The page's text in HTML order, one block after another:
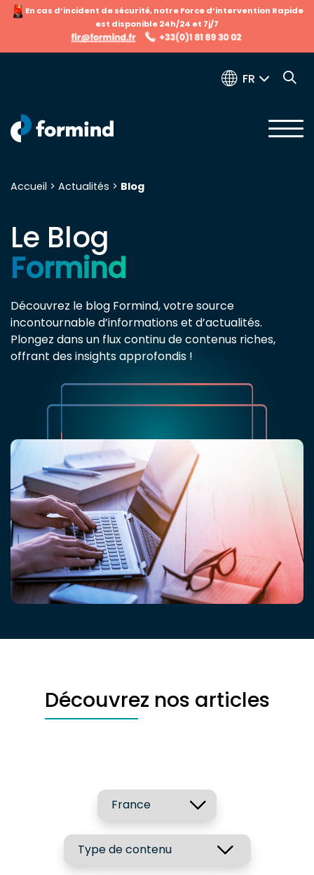
En cas d’incident de sécurité, notre Force d’intervention Rapide
est disponible 24h/24 et 7j/7
FR
Accueil > Actualités > Blog
Le Blog
Formind
Découvrez le blog Formind, votre source
incontournable d’informations et d’actualités.
Plongez dans un flux continu de contenus riches,
offrant des insights approfondis !
Découvrez nos articles